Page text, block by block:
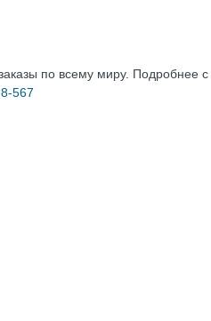
по всему миру. Подробнее
567